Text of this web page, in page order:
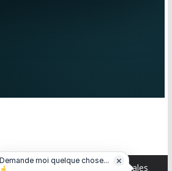
des écoles Mentions légales
Demande moi quelque chose... ×